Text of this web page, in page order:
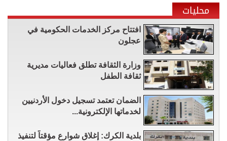
محليات
افتتاح مركز الخدمات الحكومية في
عجلون
وزارة الثقافة تطلق فعاليات مديرية
ثقافة الطفل
الضمان تعتمد تسجيل دخول الأردنيين
لخدماتها الإلكترونية...
بلدية الكرك: إغلاق شوارع مؤقتاً لتنفيذ